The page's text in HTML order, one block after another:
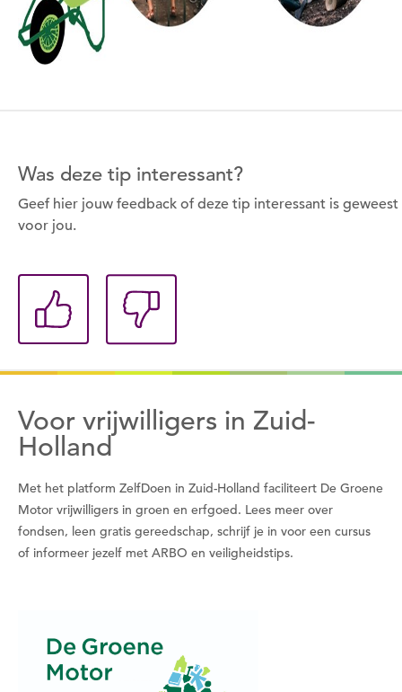
Was deze tip interessant?
Geef hier jouw feedback of deze tip interessant is geweest
voor jou.
Voor vrijwilligers in Zuid-
Holland
Met het platform ZelfDoen in Zuid-Holland faciliteert De Groene
Motor vrijwilligers in groen en erfgoed. Lees meer over
fondsen, leen gratis gereedschap, schrijf je in voor een cursus
of informeer jezelf met ARBO en veiligheidstips.
Wil je nu een datum kiezen?